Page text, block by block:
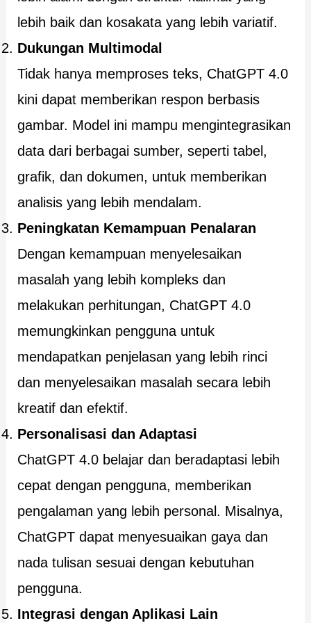
lebih baik dan kosakata yang lebih variatif.
Dukungan Multimodal
Tidak hanya memproses teks, ChatGPT 4.0
kini dapat memberikan respon berbasis
gambar. Model ini mampu mengintegrasikan
data dari berbagai sumber, seperti tabel,
grafik, dan dokumen, untuk memberikan
analisis yang lebih mendalam.
Peningkatan Kemampuan Penalaran
Dengan kemampuan menyelesaikan
masalah yang lebih kompleks dan
melakukan perhitungan, ChatGPT 4.0
memungkinkan pengguna untuk
mendapatkan penjelasan yang lebih rinci
dan menyelesaikan masalah secara lebih
kreatif dan efektif.
Personalisasi dan Adaptasi
ChatGPT 4.0 belajar dan beradaptasi lebih
cepat dengan pengguna, memberikan
pengalaman yang lebih personal. Misalnya,
ChatGPT dapat menyesuaikan gaya dan
nada tulisan sesuai dengan kebutuhan
pengguna.
Integrasi dengan Aplikasi Lain